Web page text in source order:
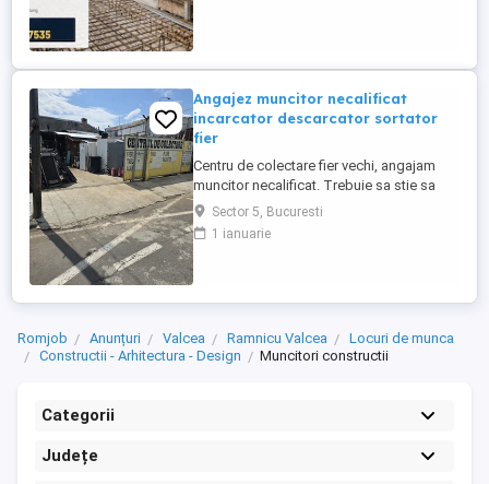
Angajez muncitor necalificat
incarcator descarcator sortator
fier
Centru de colectare fier vechi, angajam
muncitor necalificat. Trebuie sa stie sa
taie cu flexul, sa cunoasca materialele
neferoase Cupru, Alama, Aluminiu, Zamac,
program lucru 09-18.30. Zona Pucheni -
Contact
Sector 5, Bucuresti
1 ianuarie
Romjob Anunțuri Valcea Ramnicu Valcea
Locuri de munca
Constructii - Arhitectura - Design
Muncitori constructii
Categorii
Județe